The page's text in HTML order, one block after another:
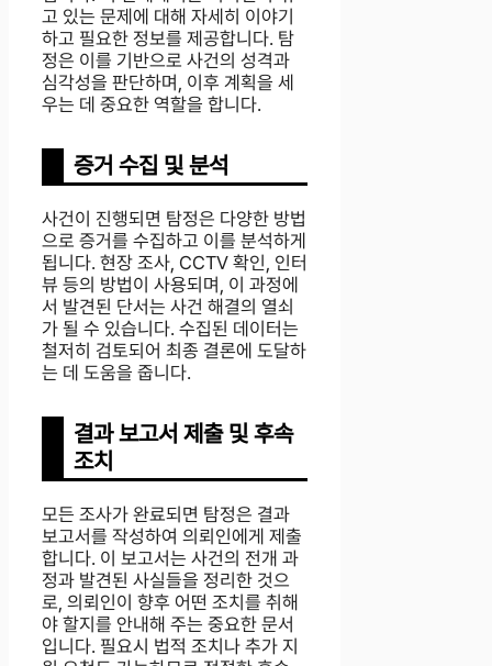
고 있는 문제에 대해 자세히 이야기
하고 필요한 정보를 제공합니다. 탐
정은 이를 기반으로 사건의 성격과
심각성을 판단하며, 이후 계획을 세
우는 데 중요한 역할을 합니다.
증거 수집 및 분석
사건이 진행되면 탐정은 다양한 방법
으로 증거를 수집하고 이를 분석하게
됩니다. 현장 조사, CCTV 확인, 인터
뷰 등의 방법이 사용되며, 이 과정에
서 발견된 단서는 사건 해결의 열쇠
가 될 수 있습니다. 수집된 데이터는
철저히 검토되어 최종 결론에 도달하
는 데 도움을 줍니다.
결과 보고서 제출 및 후속
조치
모든 조사가 완료되면 탐정은 결과
보고서를 작성하여 의뢰인에게 제출
합니다. 이 보고서는 사건의 전개 과
정과 발견된 사실들을 정리한 것으
로, 의뢰인이 향후 어떤 조치를 취해
야 할지를 안내해 주는 중요한 문서
입니다. 필요시 법적 조치나 추가 지